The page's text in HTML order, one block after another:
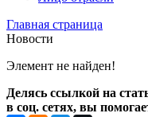
Главная страница
Новости
Элемент не найден!
Делясь ссылкой на
в соц. сетях, вы